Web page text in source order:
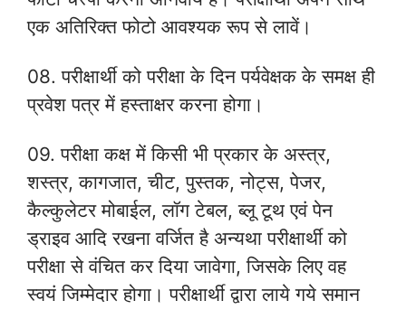
एक अतिरिक्त फोटो आवश्यक रूप से लावें।
08. परीक्षार्थी को परीक्षा के दिन पर्यवेक्षक के समक्ष ही
प्रवेश पत्र में हस्ताक्षर करना होगा।
09. परीक्षा कक्ष में किसी भी प्रकार के अस्त्र,
शस्त्र, कागजात, चीट, पुस्तक, नोट्स, पेजर,
कैल्कुलेटर मोबाईल, लॉग टेबल, ब्लू टूथ एवं पेन
ड्राइव आदि रखना वर्जित है अन्यथा परीक्षार्थी को
परीक्षा से वंचित कर दिया जावेगा, जिसके लिए वह
स्वयं जिम्मेदार होगा। परीक्षार्थी द्वारा लाये गये समान